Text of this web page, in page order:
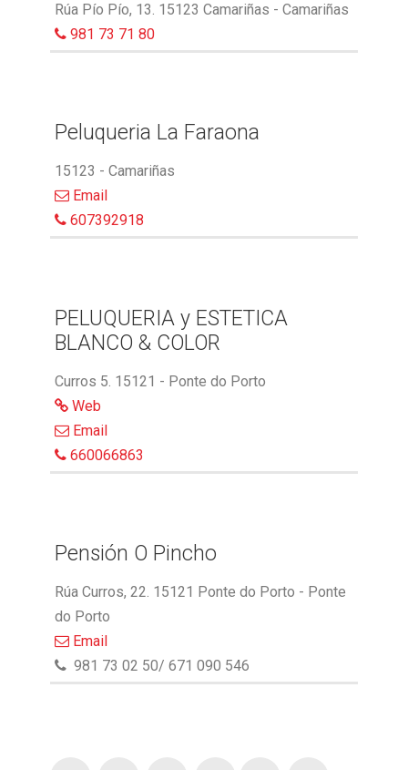
Rúa Pío Pío, 13. 15123 Camariñas - Camariñas
981 73 71 80
Peluqueria La Faraona
15123 - Camariñas
Email
607392918
PELUQUERIA y ESTETICA
BLANCO & COLOR
Curros 5. 15121 - Ponte do Porto
Web
Email
660066863
Pensión O Pincho
Rúa Curros, 22. 15121 Ponte do Porto - Ponte
do Porto
Email
981 73 02 50/ 671 090 546